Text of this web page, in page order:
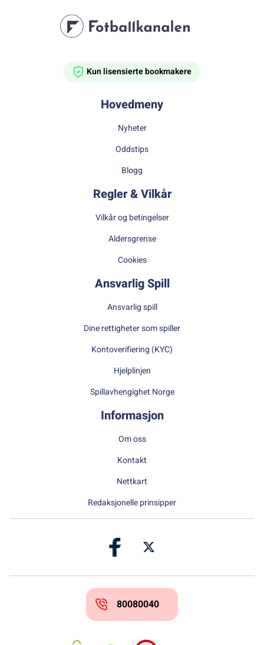
Kun lisensierte bookmakere
Hovedmeny
Nyheter
Oddstips
Blogg
Regler & Vilkår
Vilkår og betingelser
Aldersgrense
Cookies
Ansvarlig Spill
Ansvarlig spill
Dine rettigheter som spiller
Kontoverifiering (KYC)
Hjelplinjen
Spillavhengighet Norge
Informasjon
Om oss
Kontakt
Nettkart
Redaksjonelle prinsipper
80080040